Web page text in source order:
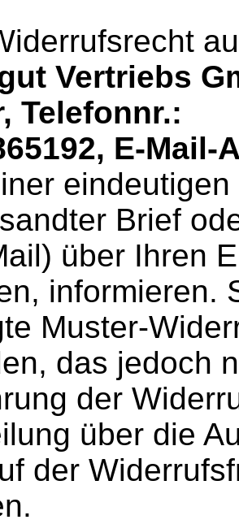
Vertriebs
Telefonnr.:
E-
Brief
über Ihren
informieren.
Muster-
das jedoch
der
über die
der